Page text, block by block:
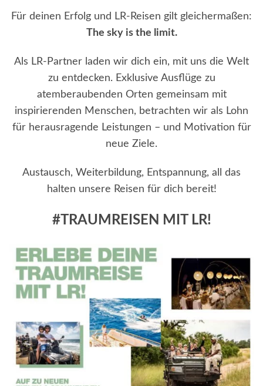
Für deinen Erfolg und LR-Reisen gilt gleichermaßen:
The sky is the limit.
Als LR-Partner laden wir dich ein, mit uns die Welt
zu entdecken. Exklusive Ausflüge zu
atemberaubenden Orten gemeinsam mit
inspirierenden Menschen, betrachten wir als Lohn
für herausragende Leistungen – und Motivation für
neue Ziele.
Austausch, Weiterbildung, Entspannung, all das
halten unsere Reisen für dich bereit!
#TRAUMREISEN MIT LR!